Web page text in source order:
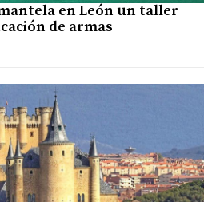
en León un taller
de armas